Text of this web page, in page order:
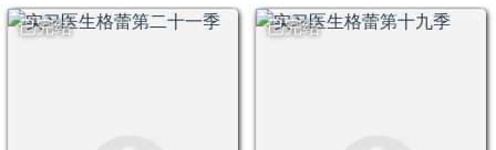
已完结 已完结